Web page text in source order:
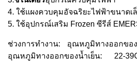
4. ใช้แผงควบคุมอัจฉริยะไฟฟ้าขนาดเ
5. ใช้อุปกรณ์เสริม Frozen ซีรีส์
ช่วงการทำงาน: อุณหภูมิทางออกขอ
อุณหภูมิทางออกของน้ำเย็น: 22-